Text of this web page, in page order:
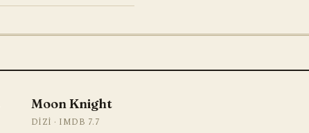
Moon Knight
DIZI · IMDB 7.7